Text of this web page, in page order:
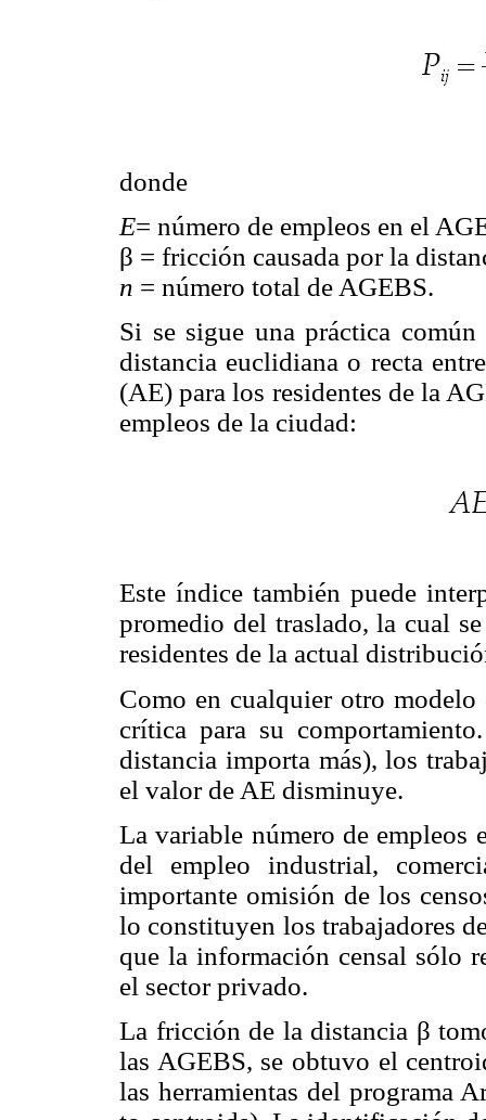
donde
E= número de empleos en el
β = fricción causada por la
n = número total de AGEBS.
Si se sigue una práctica
distancia euclidiana o recta
(AE) para los residentes de la
empleos de la ciudad:
Este índice también puede
promedio del traslado, la cual
residentes de la actual
Como en cualquier otro
crítica para su
distancia importa más), los
el valor de AE disminuye.
La variable número de
del empleo industrial,
importante omisión de los
lo constituyen los trabajadores
que la información censal sólo
el sector privado.
La fricción de la distancia β
las AGEBS, se obtuvo el
las herramientas del programa